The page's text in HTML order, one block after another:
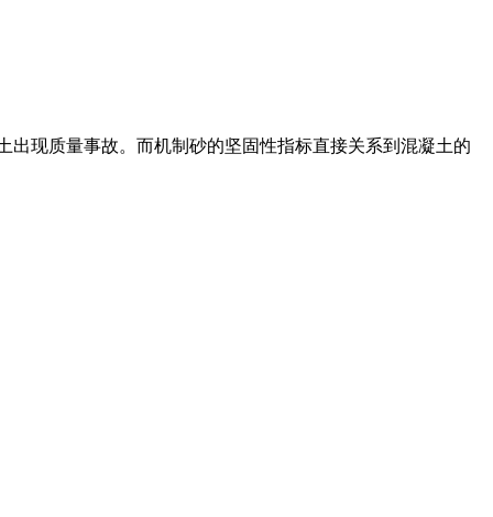
现质量事故。而机制砂的坚固性指标直接关系到混凝土的